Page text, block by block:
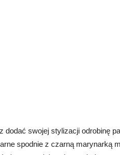
dodać swojej stylizacji odrobinę
spodnie z czarną marynarką